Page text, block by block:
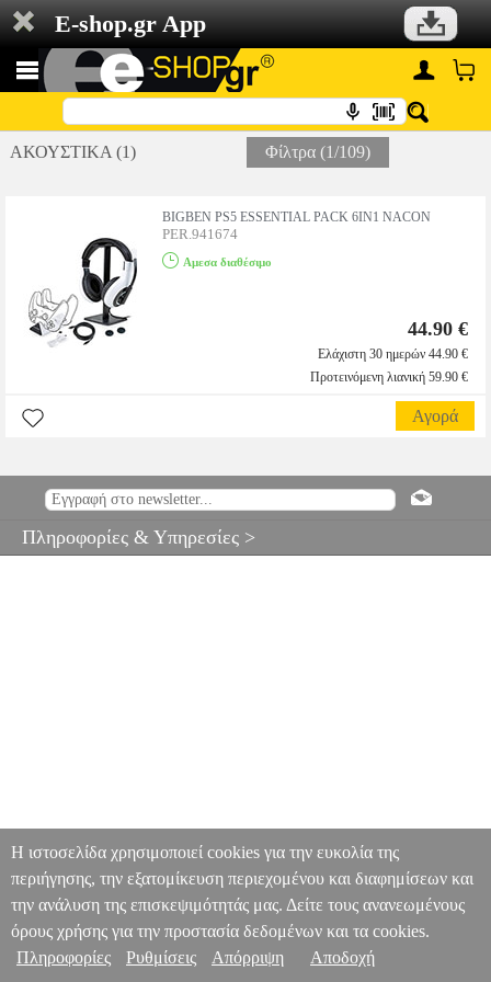
E-shop.gr App
ΑΚΟΥΣΤΙΚΑ (1) Φίλτρα (1/109)
BIGBEN PS5 ESSENTIAL PACK 6IN1 NACON
PER.941674
Αμεσα διαθέσιμο
44.90 €
Ελάχιστη 30 ημερών 44.90 €
Προτεινόμενη λιανική 59.90 €
Αγορά
Πληροφορίες & Υπηρεσίες >
Η ιστοσελίδα χρησιμοποιεί cookies για την ευκολία της
περιήγησης, την εξατομίκευση περιεχομένου και διαφημίσεων και
την ανάλυση της επισκεψιμότητάς μας. Δείτε τους ανανεωμένους
όρους χρήσης για την προστασία δεδομένων και τα cookies.
Πληροφορίες
Ρυθμίσεις Απόρριψη Αποδοχή